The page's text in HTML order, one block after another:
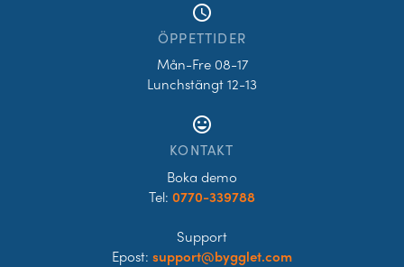
access_time
ÖPPETTIDER
Mån-Fre 08-17
Lunchstängt 12-13
tag_faces
KONTAKT
Boka demo
Tel: 0770-339788
Support
Epost: support@bygglet.com